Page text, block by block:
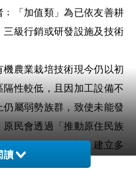
「加值類」為已依友善耕
級行銷或研發設施及技術
農業栽培技術現今仍以初
性較低，且因加工設備不
屬弱勢族群，致使未能發
民會透過「推動原住民族
鄉生產設備改善、建立多
有機農業專業人才缺口。
讀